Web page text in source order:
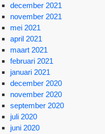
december 2021
november 2021
mei 2021
april 2021
maart 2021
februari 2021
januari 2021
december 2020
november 2020
september 2020
juli 2020
juni 2020